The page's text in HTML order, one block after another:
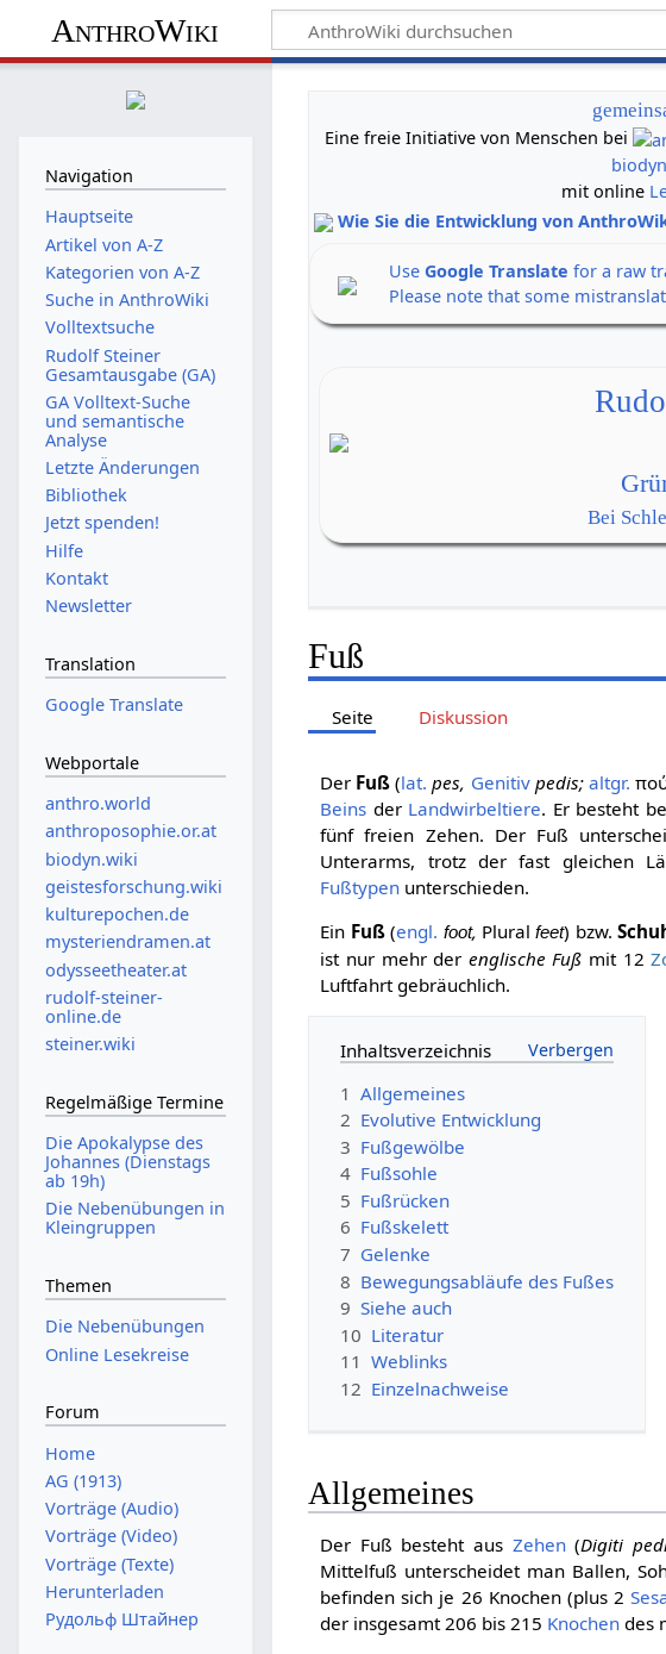
AnthroWiki
Eine freie Initiative von Menschen bei
mit online
Wie Sie die Entwicklung von
UseGoogle Translate for a raw
Please note that some
Bei
Fuß
Seite Diskussion
Der Fuß (lat. pes, Genitiv pedis; altgr.
Beins der Landwirbeltiere. Er besteht
fünf freien Zehen. Der Fuß
Unterarms, trotz der fast gleichen
Fußtypen unterschieden.
Ein Fuß(engl. foot, Pluralfeet) bzw.
ist nur mehr der englische Fuß mit 12
Luftfahrt gebräuchlich.
Inhaltsverzeichnis
1 Allgemeines
2 Evolutive Entwicklung
3 Fußgewölbe
4 Fußsohle
5 Fußrücken
6 Fußskelett
7 Gelenke
8 Bewegungsabläufe des Fußes
9 Siehe auch
10 Literatur
11 Weblinks
12 Einzelnachweise
Allgemeines
Der Fuß besteht aus Zehen(Digiti
Mittelfuß unterscheidet man Ballen,
befinden sich je 26 Knochen (plus 2
der insgesamt 206 bis 215 Knochen des
Navigation
Hauptseite
Artikel von A-Z
Kategorien von A-Z
Suche in AnthroWiki
Volltextsuche
Rudolf Steiner
Gesamtausgabe (GA)
GA Volltext-Suche
und semantische
Analyse
Letzte Änderungen
Bibliothek
Jetzt spenden!
Hilfe
Kontakt
Newsletter
Translation
Google Translate
Webportale
anthro.world
anthroposophie.or.at
biodyn.wiki
geistesforschung.wiki
kulturepochen.de
mysteriendramen.at
odysseetheater.at
rudolf-steiner-
online.de
steiner.wiki
Regelmäßige Termine
Die Apokalypse des
Johannes (Dienstags
ab 19h)
Die Nebenübungen in
Kleingruppen
Themen
Die Nebenübungen
Online Lesekreise
Forum
Home
AG (1913)
Vorträge (Audio)
Vorträge (Video)
Vorträge (Texte)
Herunterladen
Рудольф Штайнер